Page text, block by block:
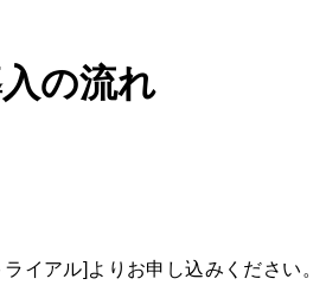
の流れ
イアル]よりお申し込みください。